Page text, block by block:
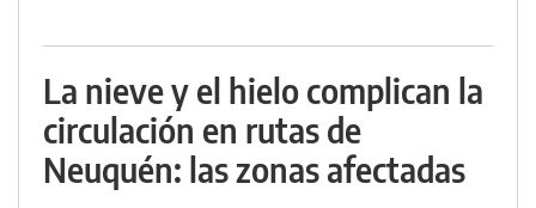
La nieve y el hielo complican la
circulación en rutas de
Neuquén: las zonas afectadas